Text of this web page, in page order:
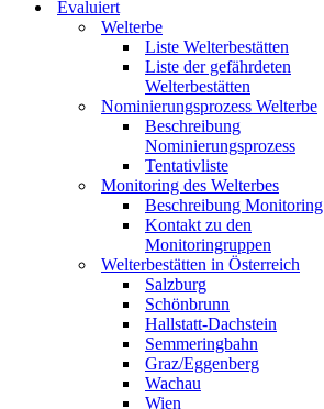
Evaluiert
Welterbe
Liste Welterbestätten
Liste der gefährdeten
Welterbestätten
Nominierungsprozess Welterbe
Beschreibung
Nominierungsprozess
Tentativliste
Monitoring des Welterbes
Beschreibung Monitoring
Kontakt zu den
Monitoringruppen
Welterbestätten in Österreich
Salzburg
Schönbrunn
Hallstatt-Dachstein
Semmeringbahn
Graz/Eggenberg
Wachau
Wien